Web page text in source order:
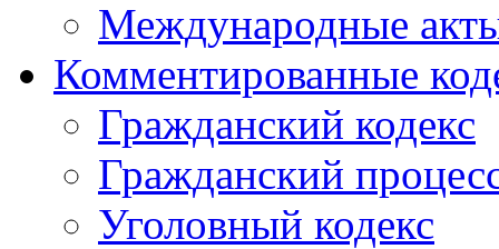
Международные
Комментированные
Гражданский кодекс
Гражданский
Уголовный кодекс